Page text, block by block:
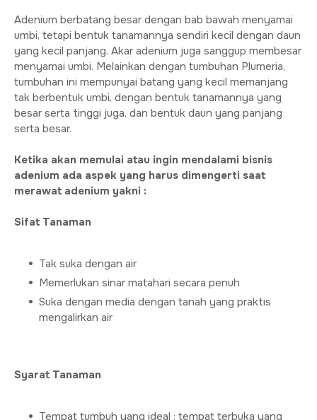
Adenium berbatang besar dengan bab bawah menyamai
umbi, tetapi bentuk tanamannya sendiri kecil dengan daun
yang kecil panjang. Akar adenium juga sanggup membesar
menyamai umbi. Melainkan dengan tumbuhan Plumeria,
tumbuhan ini mempunyai batang yang kecil memanjang
tak berbentuk umbi, dengan bentuk tanamannya yang
besar serta tinggi juga, dan bentuk daun yang panjang
serta besar.
Ketika akan memulai atau ingin mendalami bisnis
adenium ada aspek yang harus dimengerti saat
merawat adenium yakni :
Sifat Tanaman
Tak suka dengan air
Memerlukan sinar matahari secara penuh
Suka dengan media dengan tanah yang praktis
mengalirkan air
Syarat Tanaman
Tempat tumbuh yang ideal : tempat terbuka yang